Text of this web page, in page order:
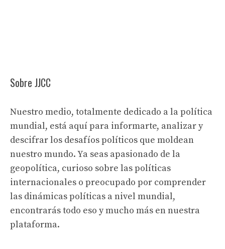
Sobre JJCC
Nuestro medio, totalmente dedicado a la política
mundial, está aquí para informarte, analizar y
descifrar los desafíos políticos que moldean
nuestro mundo. Ya seas apasionado de la
geopolítica, curioso sobre las políticas
internacionales o preocupado por comprender
las dinámicas políticas a nivel mundial,
encontrarás todo eso y mucho más en nuestra
plataforma.